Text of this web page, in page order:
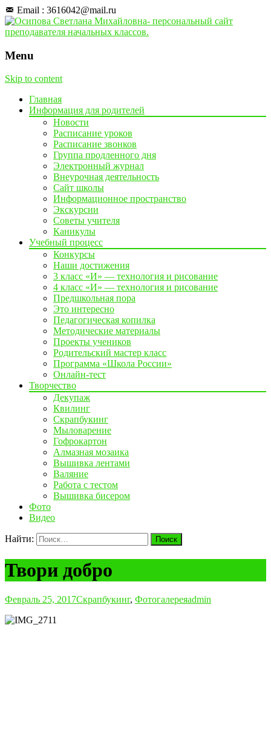
Email : 3616042@mail.ru
Menu
Skip to content
Главная
Информация для родителей
Новости
Расписание уроков
Расписание звонков
Группа продленного дня
Электронный журнал
Внеурочная деятельность
Сайт школы
Информационное пространство
Экскурсии
Советы учителя
Каникулы
Учебный процесс
Конкурсы
Наши достижения
3 класс «И» — технология и рисование
4 класс «И» — технология и рисование
Предшкольная пора
Это интересно
Педагогическая копилка
Методические материалы
Проекты учеников
Родительский мастер класс
Программа «Школа России»
Онлайн-тест
Творчество
Декупаж
Квилинг
Скрапбукинг
Мыловарение
Гофрокартон
Алмазная мозаика
Вышивка лентами
Валяние
Работа с тестом
Вышивка бисером
Фото
Видео
Найти:
Твори добро
Февраль 25, 2017Скрапбукинг, Фотогалереяadmin